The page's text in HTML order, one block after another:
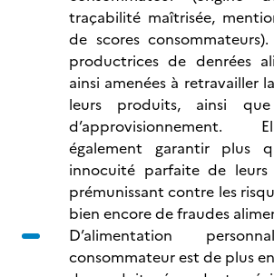
traçabilité maîtrisée,
de scores
productrices de denrées
ainsi amenées à retravailler
leurs produits, ainsi
d’approvisionnement.
également garantir plus
innocuité parfaite de
prémunissant contre les
bien encore de fraudes
D’alimentation
consommateur est de plus